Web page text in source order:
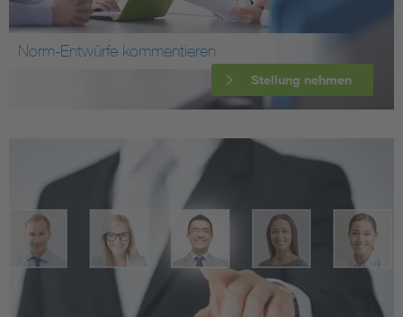
Norm-Entwürfe kommentieren
Stellung nehmen